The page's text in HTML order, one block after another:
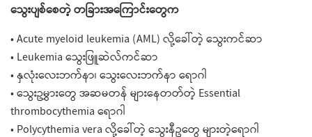
သွေးပျစ်စေတဲ့ တခြားအကြောင်းတွေက
• Acute myeloid leukemia (AML) လို့ခေါ်တဲ့ သွေးကင်ဆာ
• Leukemia သွေးဖြူဆဲလ်ကင်ဆာ
• နှလုံးလေးဘက်နာ၊ သွေးလေးဘက်နာ ရောဂါ
• သွေးဥမွှားတွေ အဆမတန် များနေတတ်တဲ့ Essential
thrombocythemia ရောဂါ
• Polycythemia vera လို့ခေါ်တဲ့ သွေးနီဥတွေ များတဲ့ရောဂါ